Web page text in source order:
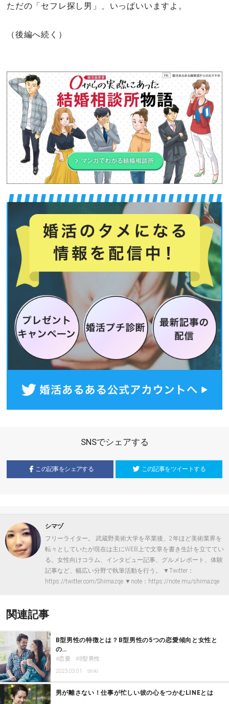
ただの「セフレ探し男」、いっぱいいますよ。
（後編へ続く）
SNSでシェアする
この記事をシェアする この記事をツイートする
シマヅ
フリーライター。 武蔵野美術大学を卒業後、2年ほど美術業界を
転々としていたが現在は主にWEB上で文章を書き生計を立ててい
る。女性向けコラム、インタビュー記事、グルメレポート、体験
記事など、幅広い分野で執筆活動を行う。 ▼Twitter：
https://twitter.com/Shimazqe ▼note：https://note.mu/shimazqe
関連記事
B型男性の特徴とは？B型男性の5つの恋愛傾向と女性と
の…
恋愛 B型男性
2023.03.01 shiki
男が離さない！仕事が忙しい彼の心をつかむLINEとは